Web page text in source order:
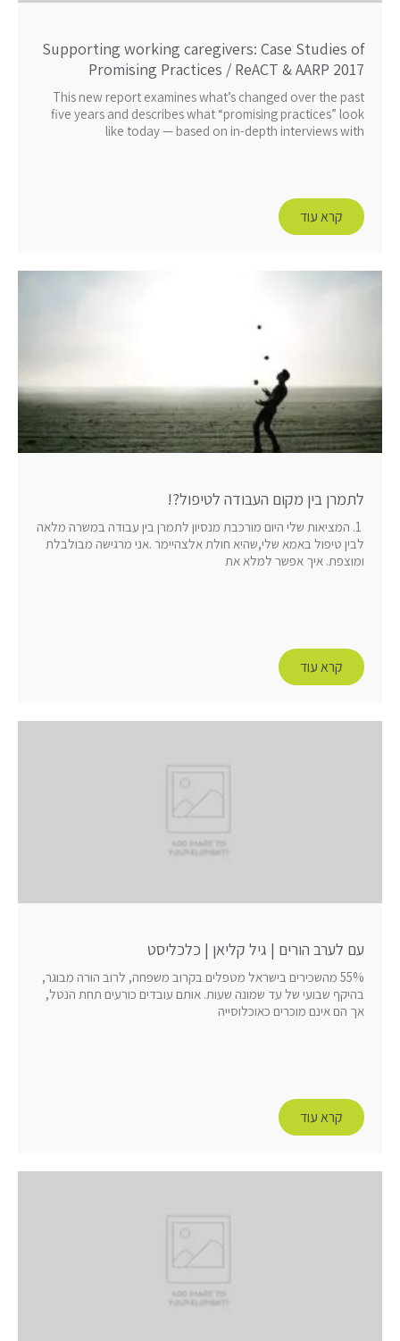
Supporting working caregivers: Case Studies of
Promising Practices / ReACT & AARP 2017
This new report examines what’s changed over the past
five years and describes what “promising practices” look
like today — based on in-depth interviews with
קרא עוד
לתמרן בין מקום העבודה לטיפול?!
1. המציאות שלי היום מורכבת מנסיון לתמרן בין עבודה במשרה מלאה
לבין טיפול באמא שלי,שהיא חולת אלצהיימר .אני מרגישה מבולבלת
ומוצפת. איך אפשר למלא את
קרא עוד
עם לערב הורים | גיל קליאן | כלכליסט
55% מהשכירים בישראל מטפלים בקרוב משפחה, לרוב הורה מבוגר,
בהיקף שבועי של עד שמונה שעות. אותם עובדים כורעים תחת הנטל,
אך הם אינם מוכרים כאוכלוסייה
קרא עוד